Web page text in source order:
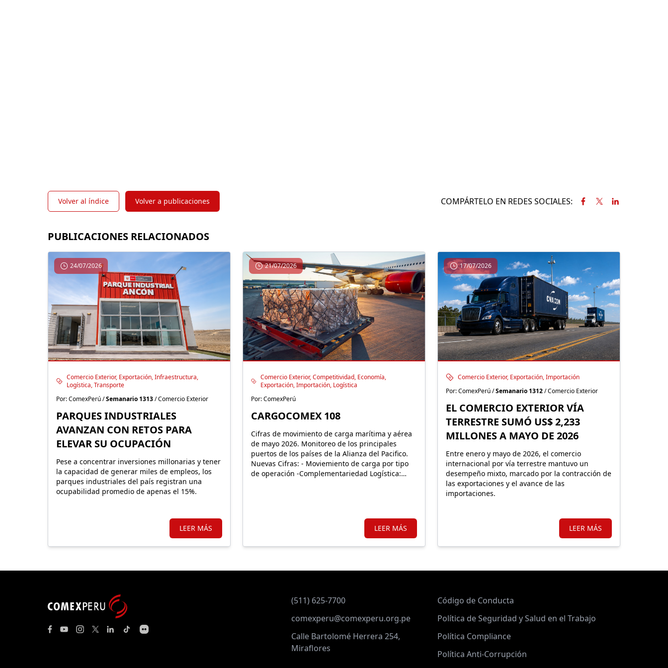
Volver al índice Volver a publicaciones COMPÁRTELO EN REDES SOCIALES:
PUBLICACIONES RELACIONADOS
24/07/2026
Comercio Exterior, Exportación, Infraestructura,
Logística, Transporte
Por: ComexPerú /Semanario 1313/ Comercio Exterior
PARQUES INDUSTRIALES
AVANZAN CON RETOS PARA
ELEVAR SU OCUPACIÓN
Pese a concentrar inversiones millonarias y tener
la capacidad de generar miles de empleos, los
parques industriales del país registran una
ocupabilidad promedio de apenas el 15%.
LEER MÁS
21/07/2026
Comercio Exterior, Competitividad, Economía,
Exportación, Importación, Logística
Por: ComexPerú
CARGOCOMEX 108
Cifras de movimiento de carga marítima y aérea
de mayo 2026. Monitoreo de los principales
puertos de los países de la Alianza del Pacifico.
Nuevas Cifras: - Moviemiento de carga por tipo
de operación -Complementariedad Logística:
LEER MÁS
17/07/2026
Comercio Exterior, Exportación, Importación
Por: ComexPerú /Semanario 1312/ Comercio Exterior
EL COMERCIO EXTERIOR VÍA
TERRESTRE SUMÓ US$ 2,233
MILLONES A MAYO DE 2026
Entre enero y mayo de 2026, el comercio
internacional por vía terrestre mantuvo un
desempeño mixto, marcado por la contracción de
las exportaciones y el avance de las
importaciones.
LEER MÁS
(511) 625-7700
comexperu@comexperu.org.pe
Calle Bartolomé Herrera 254,
Miraflores
Código de Conducta
Política de Seguridad y Salud en el Trabajo
Política Compliance
Política Anti-Corrupción